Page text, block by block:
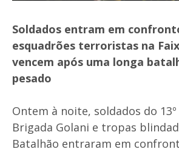
Soldados entram em
esquadrões terroristas na
vencem após uma longa
pesado
Ontem à noite, soldados do
Brigada Golani e tropas
Batalhão entraram em